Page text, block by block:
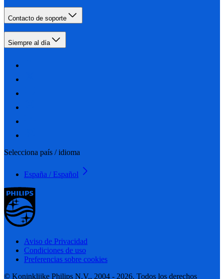
Contacto de soporte
Siempre al día
Selecciona país / idioma
España / Español
Aviso de Privacidad
Condiciones de uso
Preferencias sobre cookies
© Koninklijke Philips N.V., 2004 - 2026. Todos los derechos